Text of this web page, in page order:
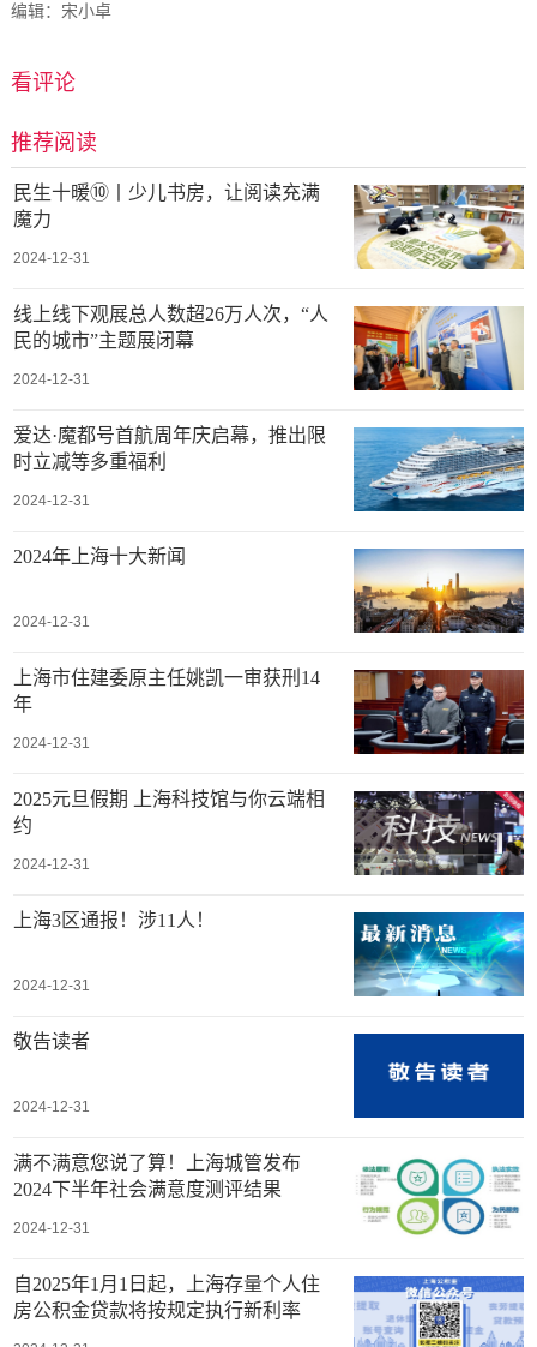
编辑：宋小卓
看评论
推荐阅读
民生十暖⑩丨少儿书房，让阅读充满
魔力
2024-12-31
线上线下观展总人数超26万人次，“人
民的城市”主题展闭幕
2024-12-31
爱达·魔都号首航周年庆启幕，推出限
时立减等多重福利
2024-12-31
2024年上海十大新闻
2024-12-31
上海市住建委原主任姚凯一审获刑14
年
2024-12-31
2025元旦假期 上海科技馆与你云端相
约
2024-12-31
上海3区通报！涉11人！
2024-12-31
敬告读者
2024-12-31
满不满意您说了算！上海城管发布
2024下半年社会满意度测评结果
2024-12-31
自2025年1月1日起，上海存量个人住
房公积金贷款将按规定执行新利率